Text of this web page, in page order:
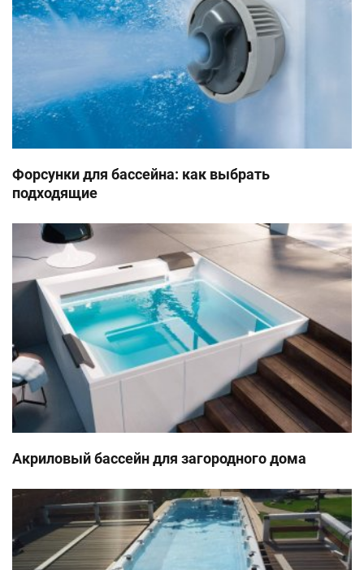
Показать Показать
Показать Показать
Форсунки для бассейна: как выбрать
подходящие
Акриловый бассейн для загородного дома